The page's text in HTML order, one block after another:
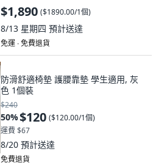
$1,890 ($1890.00/1個)
8/13 星期四 預計送達
免運 ∙ 免費退貨
防滑舒適椅墊 護腰靠墊 學生適用, 灰
色 1個裝
$240
50%$120 ($120.00/1個)
運費 $67
8/20 預計送達
免費退貨